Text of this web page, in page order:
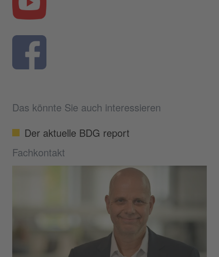
Das könnte Sie auch interessieren
Der aktuelle BDG report
Fachkontakt